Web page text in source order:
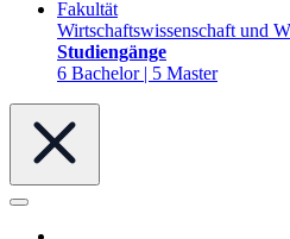
Fakultät
Wirtschaftswissenschaft und
Studiengänge
6 Bachelor | 5 Master